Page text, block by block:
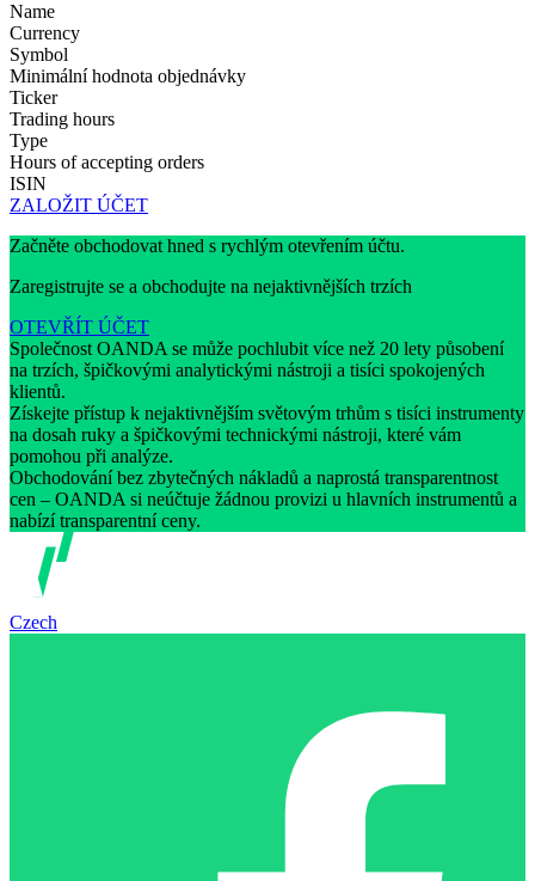
Name
Currency
Symbol
Minimální hodnota objednávky
Ticker
Trading hours
Type
Hours of accepting orders
ISIN
ZALOŽIT ÚČET
Začněte obchodovat hned s rychlým otevřením účtu.
Zaregistrujte se a obchodujte na nejaktivnějších trzích
OTEVŘÍT ÚČET
Společnost OANDA se může pochlubit více než 20 lety působení
na trzích, špičkovými analytickými nástroji a tisíci spokojených
klientů.
Získejte přístup k nejaktivnějším světovým trhům s tisíci instrumenty
na dosah ruky a špičkovými technickými nástroji, které vám
pomohou při analýze.
Obchodování bez zbytečných nákladů a naprostá transparentnost
cen – OANDA si neúčtuje žádnou provizi u hlavních instrumentů a
nabízí transparentní ceny.
Czech